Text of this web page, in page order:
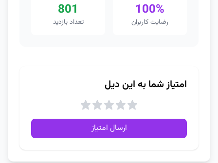
100%
رضایت کاربران
801
تعداد بازدید
امتیاز شما به این دیل
ارسال امتیاز